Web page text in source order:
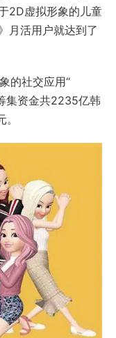
2D虚拟形象的儿童
月活用户就达到了
的社交应用“
集资金共2235亿韩